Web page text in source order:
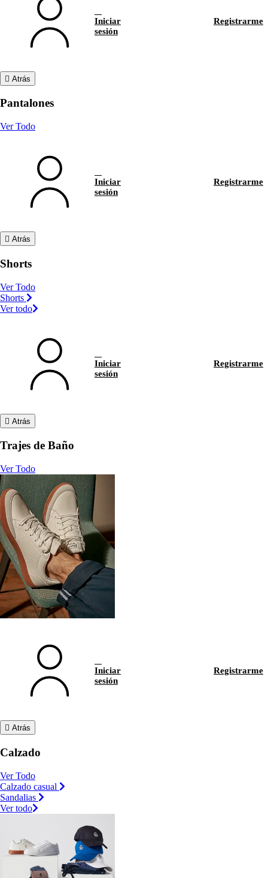
Iniciar
sesión
Registrarme
Atrás
Pantalones
Ver Todo
Iniciar
sesión
Registrarme
Atrás
Shorts
Ver Todo
Shorts
Ver todo
Iniciar
sesión
Registrarme
Atrás
Trajes de Baño
Ver Todo
Iniciar
sesión
Registrarme
Atrás
Calzado
Ver Todo
Calzado casual
Sandalias
Ver todo